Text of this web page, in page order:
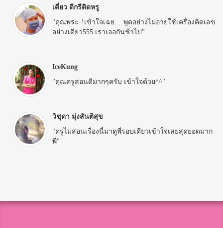
เดี่ยว ดีกรีติดหรู
"คุณพระ !เข้าใจเฉย... พูดอย่างไม่อายใช้เครื่องคิดเลข
อย่างเดียว555 เราเจอกันช้าไป"
IceKung
"คุณครูสอนดีมากๆครับ เข้าใจด้วย^^"
วิชุดา มุ่งสันติสุข
"ครูไม่สอนเรื่องนี้มาดูพี่รอบเดียวเข้าใจเลยสุดยอดมาก
พี่"